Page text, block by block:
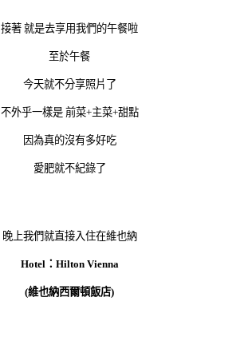
接著 就是去享用我們的午餐啦
至於午餐
今天就不分享照片了
不外乎一樣是 前菜+主菜+甜點
因為真的沒有多好吃
愛肥就不紀錄了
晚上我們就直接入住在維也納
Hotel：Hilton Vienna
(維也納西爾頓飯店)